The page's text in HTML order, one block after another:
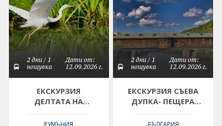
2 дни / 1
нощувка
Дати от:
12.09.2026 г.
ЕКСКУРЗИЯ
ДЕЛТАТА НА
ЕНИСАЛА,
РУМЪНИЯ
2 дни / 1
нощувка
Дати от:
12.09.2026 г.
ЕКСКУРЗИЯ СЪЕВА
ДУПКА- ПЕЩЕРА
ДЕВЕТАШКА
БЪЛГАРИЯ